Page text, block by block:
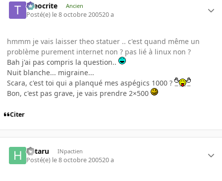
theocrite Ancien
Posté(e) le 8 octobre 200520 a
hmmm je vais laisser theo statuer .. c'est quand même un
problème purement internet non ? pas lié à linux non ?
Bah j'ai pas compris la question..
Nuit blanche... migraine...
Scara, c'est toi qui a planqué mes aspégics 1000 ?
Bon, c'est pas grave, je vais prendre 2×500
Citer
h0taru INpactien
Posté(e) le 8 octobre 200520 a